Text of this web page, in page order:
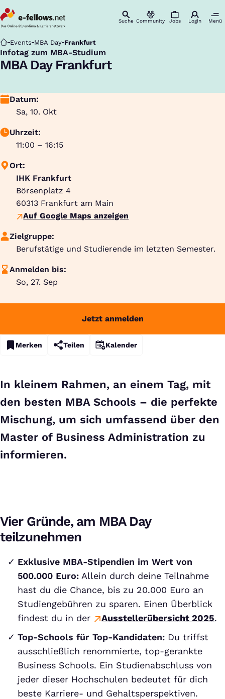
Suche Community Jobs Login Menü
Startseite
Events MBA Day Frankfurt
Infotag zum MBA-Studium
:
MBA Day Frankfurt
Datum:
Sa, 10. Okt
Uhrzeit:
11:00 – 16:15
Ort:
IHK Frankfurt
Börsenplatz 4
60313 Frankfurt am Main
Auf Google Maps anzeigen
Zielgruppe:
Berufstätige und Studierende im letzten Semester.
Anmelden bis:
So, 27. Sep
Jetzt anmelden
Merken Teilen Kalender
In kleinem Rahmen, an einem Tag, mit
den besten MBA Schools – die perfekte
Mischung, um sich umfassend über den
Master of Business Administration zu
informieren.
Vier Gründe, am MBA Day
teilzunehmen
Exklusive MBA-Stipendien im Wert von
500.000 Euro: Allein durch deine Teilnahme
hast du die Chance, bis zu 20.000 Euro an
Studiengebühren zu sparen. Einen Überblick
findest du in der
Ausstellerübersicht 2025.
Top-Schools für Top-Kandidaten: Du triffst
ausschließlich renommierte, top-gerankte
Business Schools. Ein Studienabschluss von
jeder dieser Hochschulen bedeutet für dich
beste Karriere- und Gehaltsperspektiven.